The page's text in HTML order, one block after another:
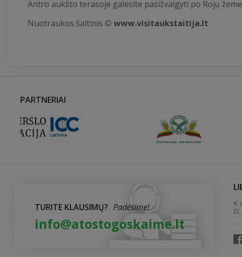
Antro aukšto terasoje galėsite pasižvalgyti po Rojų
Nuotraukos šaltinis © www.visitaukstaitija.lt
PARTNERIAI
TURITE KLAUSIMŲ? Padėsime!
info@atostogoskaime.lt
K.